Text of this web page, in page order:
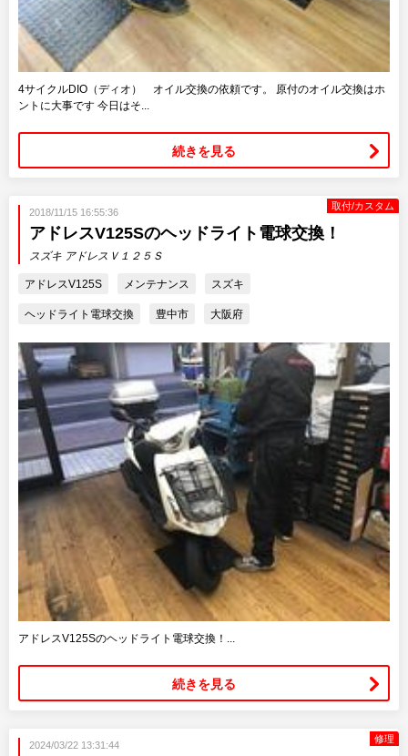
4サイクルDIO（ディオ） オイル交換の依頼です。 原付のオイル交換はホ
ントに大事です 今日はそ...
続きを見る
取付/カスタム
2018/11/15 16:55:36
アドレスV125Sのヘッドライト電球交換！
スズキ アドレスＶ１２５Ｓ
アドレスV125S メンテナンス スズキ
ヘッドライト電球交換 豊中市 大阪府
アドレスV125Sのヘッドライト電球交換！...
続きを見る
修理
2024/03/22 13:31:44